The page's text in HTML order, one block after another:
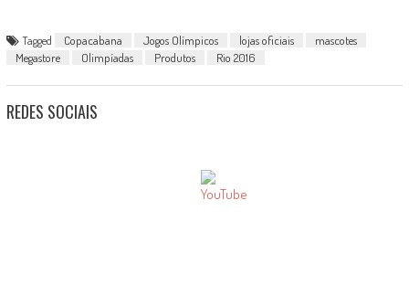
Tagged Copacabana Jogos Olímpicos lojas oficiais
mascotes
Megastore
Olimpíadas Produtos Rio 2016
REDES SOCIAIS